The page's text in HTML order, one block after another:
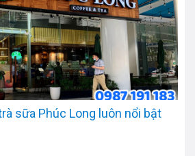
sữa Phúc Long luôn nổi bật